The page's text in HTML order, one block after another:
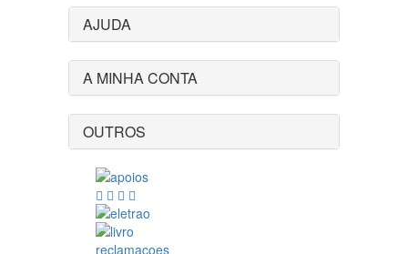
AJUDA
A MINHA CONTA
OUTROS